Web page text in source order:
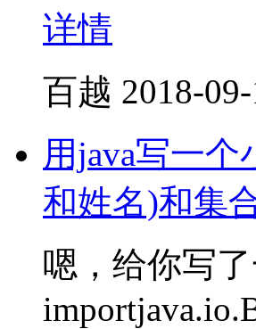
详情
百越 2018-
用java写一
和姓名)和集
嗯，给你写